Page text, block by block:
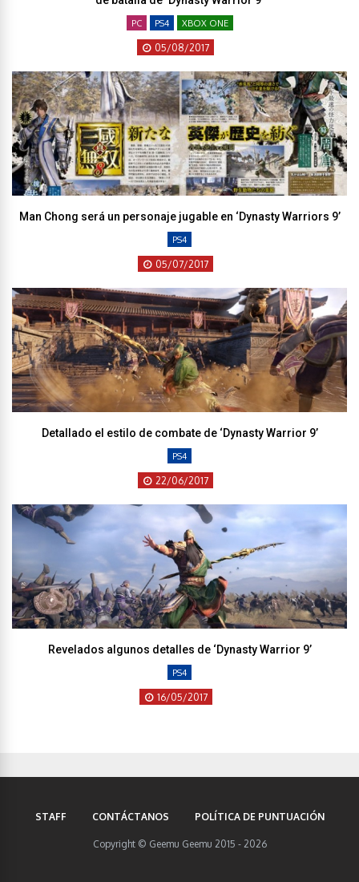
PC PS4 XBOX ONE
05/08/2017
Man Chong será un personaje jugable en ‘Dynasty Warriors 9’
PS4
05/07/2017
Detallado el estilo de combate de ‘Dynasty Warrior 9’
PS4
22/06/2017
Revelados algunos detalles de ‘Dynasty Warrior 9’
PS4
16/05/2017
STAFF CONTÁCTANOS POLÍTICA DE PUNTUACIÓN
Copyright © Geemu Geemu 2015 - 2026